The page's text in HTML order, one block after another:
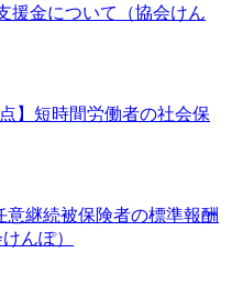
援金について（協会けん
】短時間労働者の社会保
意継続被保険者の標準報酬
んぽ）